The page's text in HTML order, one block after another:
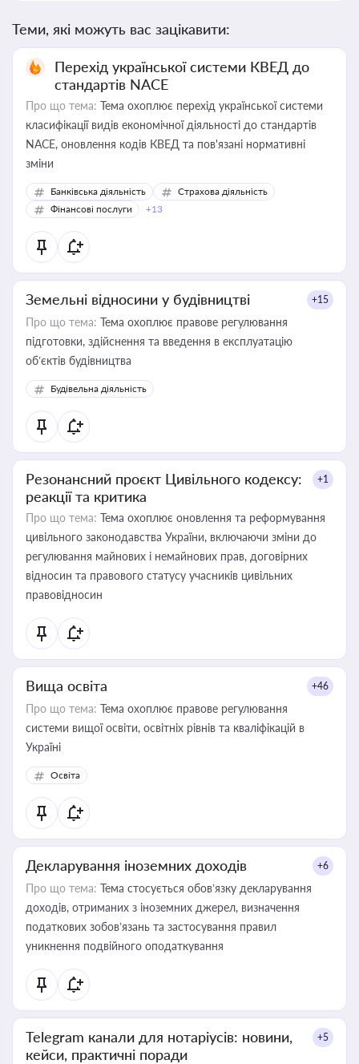
Теми, які можуть вас зацікавити:
Перехід української системи КВЕД до
стандартів NACE
Про що тема: Тема охоплює перехід української системи
класифікації видів економічної діяльності до стандартів
NACE, оновлення кодів КВЕД та пов'язані нормативні
зміни
Банківська діяльність
Страхова діяльність
Фінансові послуги
+13
Земельні відносини у будівництві +15
Про що тема: Тема охоплює правове регулювання
підготовки, здійснення та введення в експлуатацію
об’єктів будівництва
Будівельна діяльність
Резонансний проєкт Цивільного кодексу:
реакції та критика
+1
Про що тема: Тема охоплює оновлення та реформування
цивільного законодавства України, включаючи зміни до
регулювання майнових і немайнових прав, договірних
відносин та правового статусу учасників цивільних
правовідносин
Вища освіта +46
Про що тема: Тема охоплює правове регулювання
системи вищої освіти, освітніх рівнів та кваліфікацій в
Україні
Освіта
Декларування іноземних доходів +6
Про що тема: Тема стосується обов’язку декларування
доходів, отриманих з іноземних джерел, визначення
податкових зобов’язань та застосування правил
уникнення подвійного оподаткування
Telegram канали для нотаріусів: новини,
кейси, практичні поради
+5